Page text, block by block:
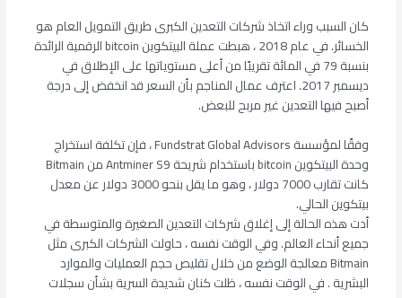
كان السبب وراء اتخاذ شركات التعدين الكبرى طريق التمويل العام هو
الخسائر. في عام 2018 ، هبطت عملة البيتكوين bitcoin الرقمية الرائدة
بنسبة 79 في المائة تقريبًا من أعلى مستوياتها على الإطلاق في
ديسمبر 2017. اعترف عمال المناجم بأن السعر قد انخفض إلى درجة
أصبح فيها التعدين غير مربح للبعض.
وفقًا لمؤسسة Fundstrat Global Advisors ، فإن تكلفة استخراج
وحدة البيتكوين bitcoin باستخدام شريحة Antminer S9 من Bitmain
كانت تقارب 7000 دولار ، وهو ما يقل بنحو 3000 دولار عن معدل
بيتكوين الحالي.
أدت هذه الحالة إلى إغلاق شركات التعدين الصغيرة والمتوسطة في
جميع أنحاء العالم. وفي الوقت نفسه ، حاولت الشركات الكبرى مثل
Bitmain معالجة الوضع من خلال تقليص حجم العمليات والموارد
البشرية . في الوقت نفسه ، ظلت كنان شديدة السرية بشأن سجلات